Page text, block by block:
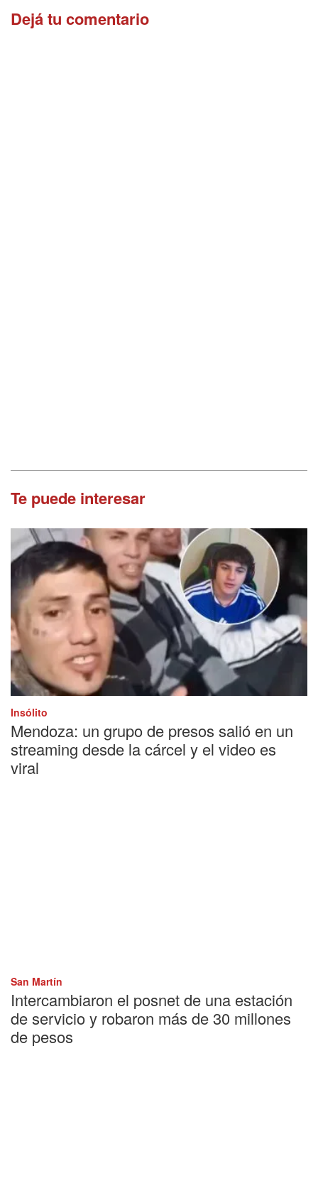
Dejá tu comentario
Te puede interesar
Insólito
Mendoza: un grupo de presos salió en un
streaming desde la cárcel y el video es
viral
San Martín
Intercambiaron el posnet de una estación
de servicio y robaron más de 30 millones
de pesos